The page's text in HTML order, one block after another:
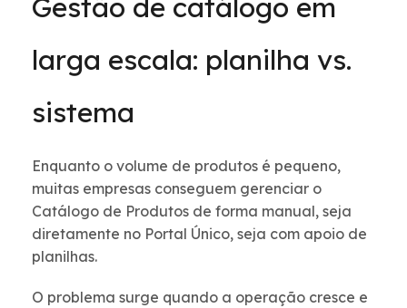
Gestão de catálogo em
larga escala: planilha vs.
sistema
Enquanto o volume de produtos é pequeno,
muitas empresas conseguem gerenciar o
Catálogo de Produtos de forma manual, seja
diretamente no Portal Único, seja com apoio de
planilhas.
O problema surge quando a operação cresce e